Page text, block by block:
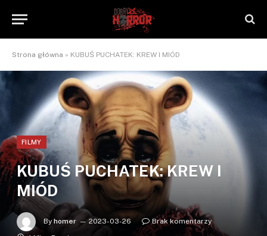
Strona główna » KUBUŚ PUCHATEK: KREW I MIÓD
FILMY
KUBUŚ PUCHATEK: KREW I
MIÓD
By homer 2023-03-26
Brak komentarzy